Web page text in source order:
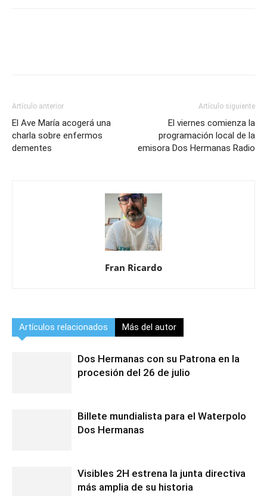
Artículo anterior
El Ave María acogerá una
charla sobre enfermos
dementes
Artículo siguiente
El viernes comienza la
programación local de la
emisora Dos Hermanas Radio
Fran Ricardo
Artículos relacionados Más del autor
Dos Hermanas con su Patrona en la
procesión del 26 de julio
Billete mundialista para el Waterpolo
Dos Hermanas
Visibles 2H estrena la junta directiva
más amplia de su historia